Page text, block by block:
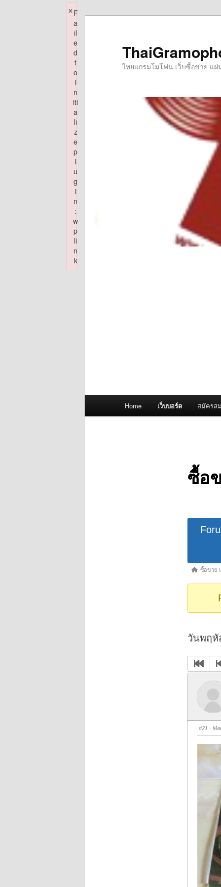
ไทยแกรมโมโฟน เว็บซื้อขาย แผ่
Home เว็บบอร์ด สมัครส
ซื้อ
Forum
Forum
here:
ซื้อขาย-
วันพฤหั
#21 ·
F
a
il
e
d
t
o
i
n
iti
a
li
z
e
p
l
u
g
i
n
:
w
p
li
n
k
×